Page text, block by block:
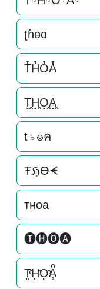
ʈɦɵɑ
T͒H͒O͒A͒
T̬̤̯H̬̤̯O̬̤̯A̬̤̯
t♄๏ค
ŦℌƟᗛ
тнoa
🅣🅗🅞🅐
T̥ͦH̥ͦO̥ͦḀͦ